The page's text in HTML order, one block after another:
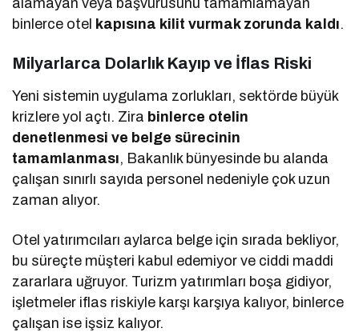
binlerce otel kapısına kilit vurmak zorunda kaldı.
Milyarlarca Dolarlık Kayıp ve İflas Riski
Yeni sistemin uygulama zorlukları, sektörde büyük
krizlere yol açtı. Zira binlerce otelin
denetlenmesi ve belge sürecinin
tamamlanması, Bakanlık bünyesinde bu alanda
çalışan sınırlı sayıda personel nedeniyle çok uzun
zaman alıyor.
Otel yatırımcıları aylarca belge için sırada bekliyor,
bu süreçte müşteri kabul edemiyor ve ciddi maddi
zararlara uğruyor. Turizm yatırımları boşa gidiyor,
işletmeler iflas riskiyle karşı karşıya kalıyor, binlerce
çalışan ise işsiz kalıyor.